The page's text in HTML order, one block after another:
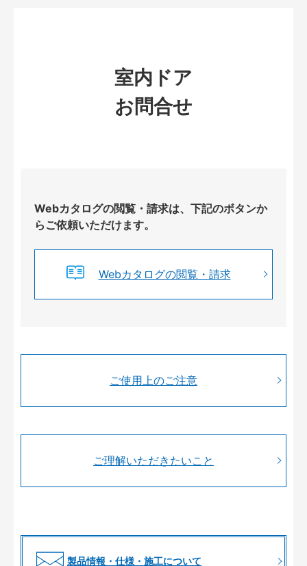
室内ドア
お問合せ
Webカタログの閲覧・請求は、下記のボタンか
らご依頼いただけます。
Webカタログの閲覧・請求
ご使用上のご注意
ご理解いただきたいこと
製品情報・仕様・施工について